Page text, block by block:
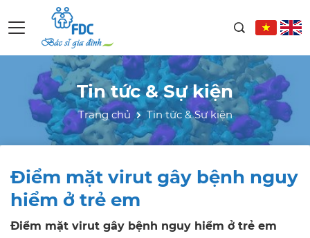
Tin tức & Sự kiện
Trang chủ Tin tức & Sự kiện
Ðiểm mặt virut gây bệnh nguy
hiểm ở trẻ em
Ðiểm mặt virut gây bệnh nguy hiểm ở trẻ em